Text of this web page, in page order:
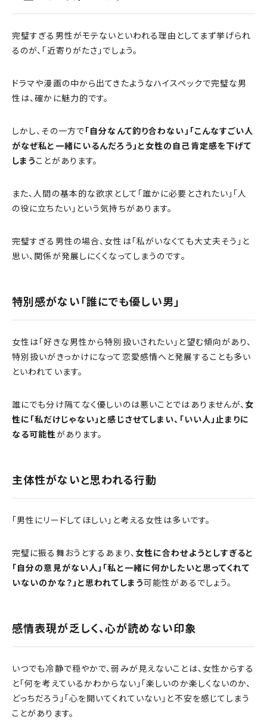
完璧すぎる男性がモテないといわれる理由としてまず挙げられ
るのが、「近寄りがたさ」でしょう。
ドラマや漫画の中から出てきたようなハイスペックで完璧な男
性は、確かに魅力的です。
しかし、その一方で「自分なんて釣り合わない」「こんなすごい人
がなぜ私と一緒にいるんだろう」と女性の自己肯定感を下げて
しまうことがあります。
また、人間の基本的な欲求として「誰かに必要とされたい」「人
の役に立ちたい」という気持ちがあります。
完璧すぎる男性の場合、女性は「私がいなくても大丈夫そう」と
思い、関係が発展しにくくなってしまうのです。
特別感がない「誰にでも優しい男」
女性は「好きな男性から特別扱いされたい」と望む傾向があり、
特別扱いがきっかけになって恋愛感情へと発展することも多い
といわれています。
誰にでも分け隔てなく優しいのは悪いことではありませんが、 女
性に「私だけじゃない」と感じさせてしまい、「いい人」止まりに
なる可能性があります。
主体性がないと思われる行動
「男性にリードしてほしい」と考える女性は多いです。
完璧に振る舞おうとするあまり、 女性に合わせようとしすぎると
「自分の意見がない人」「私と一緒に何かしたいと思ってくれて
いないのかな？」と思われてしまう可能性があるでしょう。
感情表現が乏しく、心が読めない印象
いつでも冷静で穏やかで、弱みが見えないことは、女性からする
と「何を考えているかわからない」「楽しいのか楽しくないのか、
どっちだろう」「心を開いてくれていない」と不安を感じてしまう
ことがあります。